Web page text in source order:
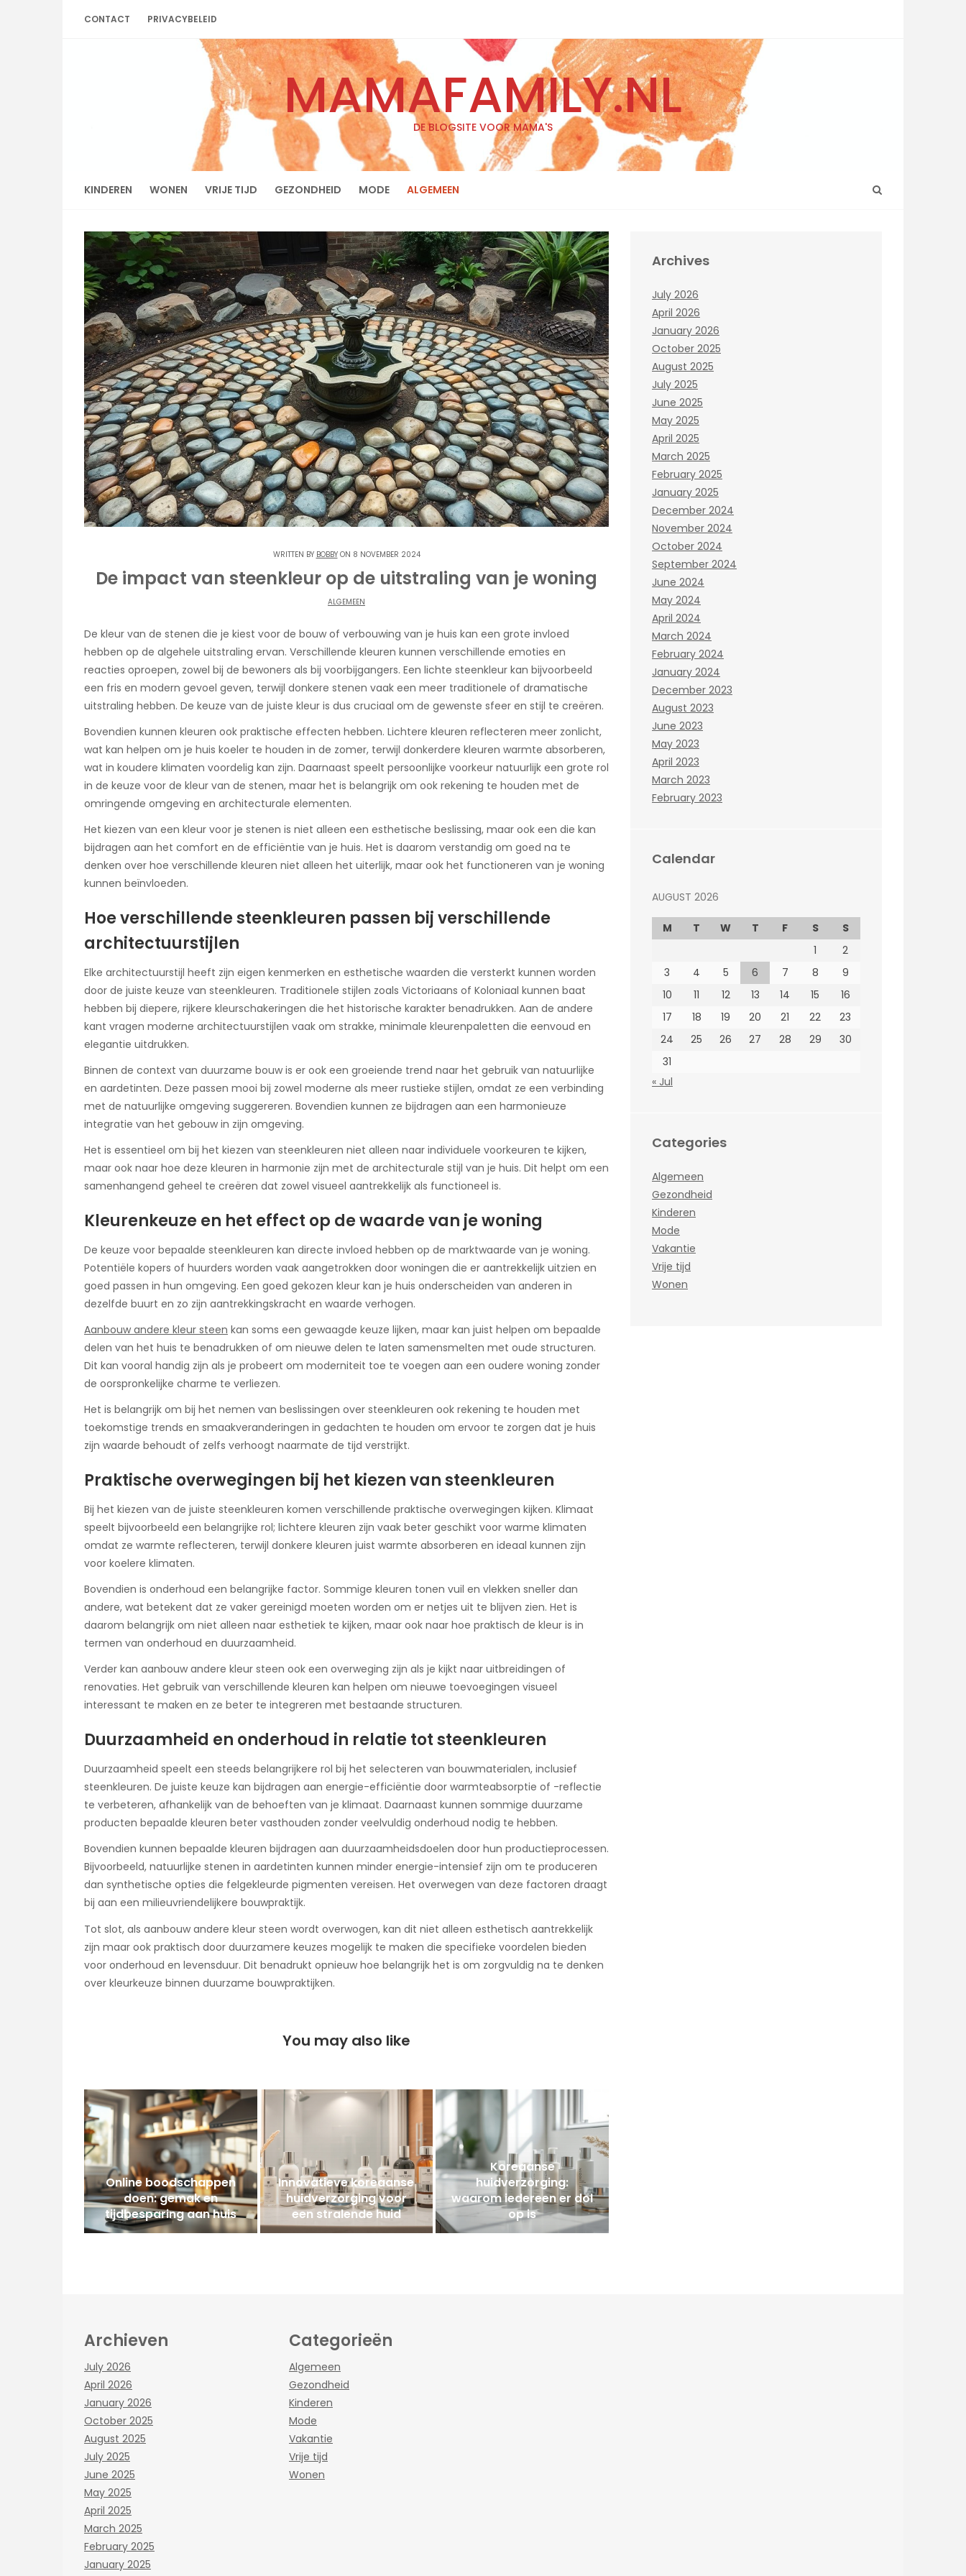
CONTACT PRIVACYBELEID
MAMAFAMILY.NL
DE BLOGSITE VOOR MAMA'S
KINDEREN WONEN VRIJE TIJD GEZONDHEID MODE ALGEMEEN
WRITTEN BY BOBBYON 8 NOVEMBER 2024
De impact van steenkleur op de uitstraling van je woning
ALGEMEEN
De kleur van de stenen die je kiest voor de bouw of verbouwing van je huis kan een grote invloed
hebben op de algehele uitstraling ervan. Verschillende kleuren kunnen verschillende emoties en
reacties oproepen, zowel bij de bewoners als bij voorbijgangers. Een lichte steenkleur kan bijvoorbeeld
een fris en modern gevoel geven, terwijl donkere stenen vaak een meer traditionele of dramatische
uitstraling hebben. De keuze van de juiste kleur is dus cruciaal om de gewenste sfeer en stijl te creëren.
Bovendien kunnen kleuren ook praktische effecten hebben. Lichtere kleuren reflecteren meer zonlicht,
wat kan helpen om je huis koeler te houden in de zomer, terwijl donkerdere kleuren warmte absorberen,
wat in koudere klimaten voordelig kan zijn. Daarnaast speelt persoonlijke voorkeur natuurlijk een grote rol
in de keuze voor de kleur van de stenen, maar het is belangrijk om ook rekening te houden met de
omringende omgeving en architecturale elementen.
Het kiezen van een kleur voor je stenen is niet alleen een esthetische beslissing, maar ook een die kan
bijdragen aan het comfort en de efficiëntie van je huis. Het is daarom verstandig om goed na te
denken over hoe verschillende kleuren niet alleen het uiterlijk, maar ook het functioneren van je woning
kunnen beïnvloeden.
Hoe verschillende steenkleuren passen bij verschillende
architectuurstijlen
Elke architectuurstijl heeft zijn eigen kenmerken en esthetische waarden die versterkt kunnen worden
door de juiste keuze van steenkleuren. Traditionele stijlen zoals Victoriaans of Koloniaal kunnen baat
hebben bij diepere, rijkere kleurschakeringen die het historische karakter benadrukken. Aan de andere
kant vragen moderne architectuurstijlen vaak om strakke, minimale kleurenpaletten die eenvoud en
elegantie uitdrukken.
Binnen de context van duurzame bouw is er ook een groeiende trend naar het gebruik van natuurlijke
en aardetinten. Deze passen mooi bij zowel moderne als meer rustieke stijlen, omdat ze een verbinding
met de natuurlijke omgeving suggereren. Bovendien kunnen ze bijdragen aan een harmonieuze
integratie van het gebouw in zijn omgeving.
Het is essentieel om bij het kiezen van steenkleuren niet alleen naar individuele voorkeuren te kijken,
maar ook naar hoe deze kleuren in harmonie zijn met de architecturale stijl van je huis. Dit helpt om een
samenhangend geheel te creëren dat zowel visueel aantrekkelijk als functioneel is.
Kleurenkeuze en het effect op de waarde van je woning
De keuze voor bepaalde steenkleuren kan directe invloed hebben op de marktwaarde van je woning.
Potentiële kopers of huurders worden vaak aangetrokken door woningen die er aantrekkelijk uitzien en
goed passen in hun omgeving. Een goed gekozen kleur kan je huis onderscheiden van anderen in
dezelfde buurt en zo zijn aantrekkingskracht en waarde verhogen.
Aanbouw andere kleur steen kan soms een gewaagde keuze lijken, maar kan juist helpen om bepaalde
delen van het huis te benadrukken of om nieuwe delen te laten samensmelten met oude structuren.
Dit kan vooral handig zijn als je probeert om moderniteit toe te voegen aan een oudere woning zonder
de oorspronkelijke charme te verliezen.
Het is belangrijk om bij het nemen van beslissingen over steenkleuren ook rekening te houden met
toekomstige trends en smaakveranderingen in gedachten te houden om ervoor te zorgen dat je huis
zijn waarde behoudt of zelfs verhoogt naarmate de tijd verstrijkt.
Praktische overwegingen bij het kiezen van steenkleuren
Bij het kiezen van de juiste steenkleuren komen verschillende praktische overwegingen kijken. Klimaat
speelt bijvoorbeeld een belangrijke rol; lichtere kleuren zijn vaak beter geschikt voor warme klimaten
omdat ze warmte reflecteren, terwijl donkere kleuren juist warmte absorberen en ideaal kunnen zijn
voor koelere klimaten.
Bovendien is onderhoud een belangrijke factor. Sommige kleuren tonen vuil en vlekken sneller dan
andere, wat betekent dat ze vaker gereinigd moeten worden om er netjes uit te blijven zien. Het is
daarom belangrijk om niet alleen naar esthetiek te kijken, maar ook naar hoe praktisch de kleur is in
termen van onderhoud en duurzaamheid.
Verder kan aanbouw andere kleur steen ook een overweging zijn als je kijkt naar uitbreidingen of
renovaties. Het gebruik van verschillende kleuren kan helpen om nieuwe toevoegingen visueel
interessant te maken en ze beter te integreren met bestaande structuren.
Duurzaamheid en onderhoud in relatie tot steenkleuren
Duurzaamheid speelt een steeds belangrijkere rol bij het selecteren van bouwmaterialen, inclusief
steenkleuren. De juiste keuze kan bijdragen aan energie-efficiëntie door warmteabsorptie of -reflectie
te verbeteren, afhankelijk van de behoeften van je klimaat. Daarnaast kunnen sommige duurzame
producten bepaalde kleuren beter vasthouden zonder veelvuldig onderhoud nodig te hebben.
Bovendien kunnen bepaalde kleuren bijdragen aan duurzaamheidsdoelen door hun productieprocessen.
Bijvoorbeeld, natuurlijke stenen in aardetinten kunnen minder energie-intensief zijn om te produceren
dan synthetische opties die felgekleurde pigmenten vereisen. Het overwegen van deze factoren draagt
bij aan een milieuvriendelijkere bouwpraktijk.
Tot slot, als aanbouw andere kleur steen wordt overwogen, kan dit niet alleen esthetisch aantrekkelijk
zijn maar ook praktisch door duurzamere keuzes mogelijk te maken die specifieke voordelen bieden
voor onderhoud en levensduur. Dit benadrukt opnieuw hoe belangrijk het is om zorgvuldig na te denken
over kleurkeuze binnen duurzame bouwpraktijken.
You may also like
Online boodschappen
doen: gemak en
tijdbesparing aan huis
Innovatieve koreaanse
huidverzorging voor
een stralende huid
Koreaanse
huidverzorging:
waarom iedereen er dol
op is
Archives
July 2026
April 2026
January 2026
October 2025
August 2025
July 2025
June 2025
May 2025
April 2025
March 2025
February 2025
January 2025
December 2024
November 2024
October 2024
September 2024
June 2024
May 2024
April 2024
March 2024
February 2024
January 2024
December 2023
August 2023
June 2023
May 2023
April 2023
March 2023
February 2023
Calendar
AUGUST 2026
M T W T F S
S
1
2
3
4 5 6 7 8
9
10
11 12 13 14 15
16
17
18 19 20 21 22
23
24
25 26 27 28 29
30
31
« Jul
Categories
Algemeen
Gezondheid
Kinderen
Mode
Vakantie
Vrije tijd
Wonen
Archieven
July 2026
April 2026
January 2026
October 2025
August 2025
July 2025
June 2025
May 2025
April 2025
March 2025
February 2025
January 2025
Categorieën
Algemeen
Gezondheid
Kinderen
Mode
Vakantie
Vrije tijd
Wonen